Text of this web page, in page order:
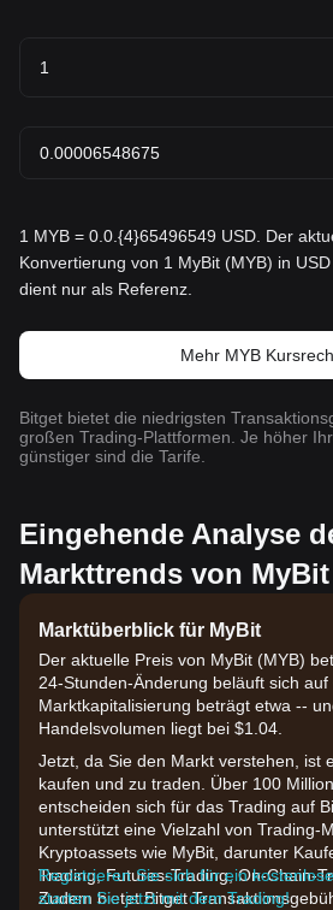
1 MYB = 0.0.{4}65496549 USD. Der
Konvertierung von 1 MyBit (MYB) in
dient nur als Referenz.
Mehr MYB
Bitget bietet die niedrigsten
großen Trading-Plattformen. Je höher
günstiger sind die Tarife.
Eingehende Analyse
Markttrends von MyBit
Marktüberblick für MyBit
Der aktuelle Preis von MyBit (MYB)
24-Stunden-Änderung beläuft sich
Marktkapitalisierung beträgt etwa --
Handelsvolumen liegt bei $1.04.
Jetzt, da Sie den Markt verstehen, ist
kaufen und zu traden. Über 100
entscheiden sich für das Trading auf
unterstützt eine Vielzahl von Trading-
Kryptoassets wie MyBit, darunter
Trading, Futures-Trading, On-Chain-
Zudem bietet Bitget
Registrieren Sie sich für ein
starten Sie jetzt mit dem Trading!